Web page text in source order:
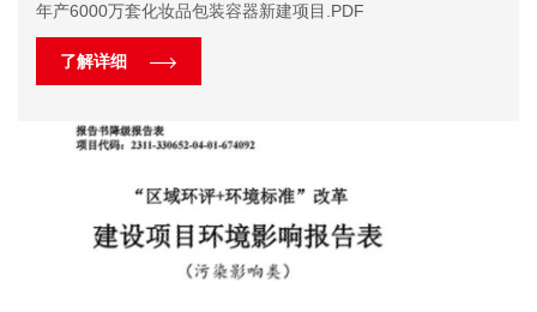
年产6000万套化妆品包装容器新建项目.PDF
了解详细